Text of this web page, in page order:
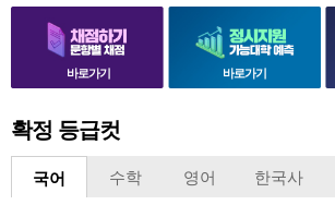
바로가기 바로가기
확정 등급컷
국어 수학 영어 한국사